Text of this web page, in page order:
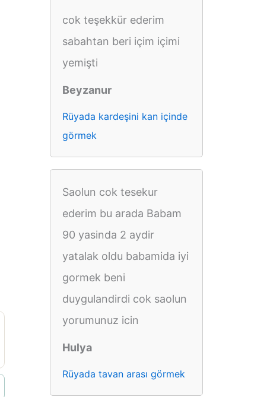
cok teşekkür ederim
sabahtan beri içim içimi
yemişti
Beyzanur
Rüyada kardeşini kan içinde
görmek
Saolun cok tesekur
ederim bu arada Babam
90 yasinda 2 aydir
yatalak oldu babamida iyi
gormek beni
duygulandirdi cok saolun
yorumunuz icin
Hulya
Rüyada tavan arası görmek